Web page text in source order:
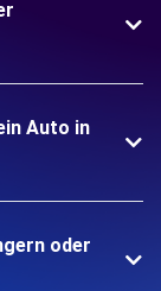
Auto in
oder